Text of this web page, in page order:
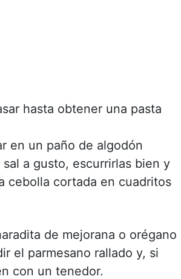
hasta obtener una pasta
en un paño de algodón
a gusto, escurrirlas bien y
cebolla cortada en cuadritos
de mejorana o orégano
el parmesano rallado y, si
con un tenedor.